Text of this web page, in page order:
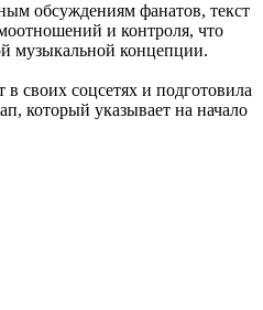
обсуждениям фанатов, текст
и контроля, что
музыкальной концепции.
в своих соцсетях и подготовила
который указывает на начало